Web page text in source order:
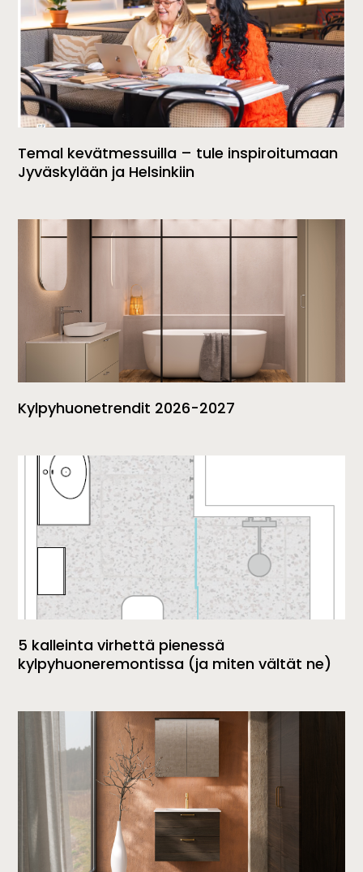
Temal kevätmessuilla – tule inspiroitumaan
Jyväskylään ja Helsinkiin
Kylpyhuonetrendit 2026-2027
5 kalleinta virhettä pienessä
kylpyhuoneremontissa (ja miten vältät ne)